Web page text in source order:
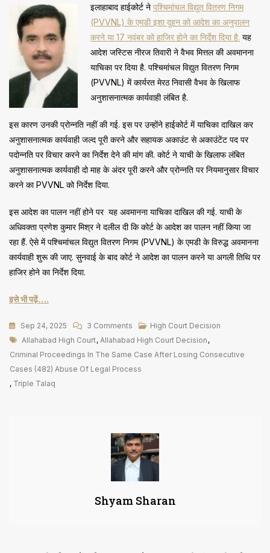
इलाहाबाद हाईकोर्ट ने पश्चिमांचल विद्युत वितरण निगम
(PVVNL) के एमडी इशा दुहन को आदेश का अनुपालन
करने या 17 नवंबर को हाजिर होने का निर्देश दिया है. यह
आदेश जस्टिस नीरज तिवारी ने वैभव मित्तल की अवमानना
याचिका पर दिया है. पश्चिमांचल विद्युत वितरण निगम
(PVVNL) में कार्यरत मेरठ निवासी वैभव के खिलाफ
अनुशासनात्मक कार्यवाही लंबित है.
इस कारण उनकी प्रोन्नति नहीं की गई. इस पर उन्होंने हाईकोर्ट में याचिका दाखिल कर
अनुशासनात्मक कार्यवाही जल्द पूरी करने और सहायक अकाउंट से अकाउंटेंट पद पर
पदोन्नति पर विचार करने का निर्देश देने की मांग की. कोर्ट ने याची के खिलाफ लंबित
अनुशासनात्मक कार्यवाही दो माह के अंदर पूरी करने और प्रोन्नति पर नियमानुसार विचार
करने का PVVNL को निर्देश दिया.
इस आदेश का पालन नहीं होने पर यह अवमानना याचिका दाखिल की गई. याची के
अधिवक्ता प्रणेश कुमार मिश्र ने दलील दी कि कोर्ट के आदेश का पालन नहीं किया जा
रहा हैं. ऐसे में पश्चिमांचल विद्युत वितरण निगम (PVVNL) के एमडी के विरुद्ध अवमानना
कार्यवाही शुरू की जाए. सुनवाई के बाद कोर्ट ने आदेश का पालन करने या अगली तिथि पर
हाजिर होने का निर्देश दिया.
इसे भी पढ़ें….
Sep 24, 2025 3 Comments On
3
Talaq
के
आपराधिक
केस
कार्यवाही
पर
रोक
High Court Decision
Tags
Allahabad High Court, Allahabad High Court Decision ,
Criminal Proceedings In The Same Case After Losing Consecutive
Cases (482) Abuse Of Legal Process
, Triple Talaq
Shyam Sharan